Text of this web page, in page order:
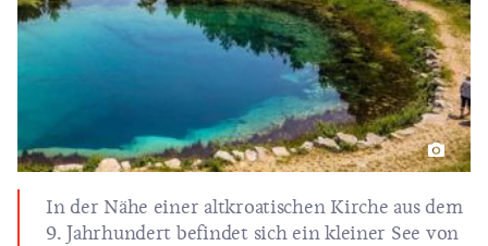
In der Nähe einer altkroatischen Kirche aus dem
9. Jahrhundert befindet sich ein kleiner See von